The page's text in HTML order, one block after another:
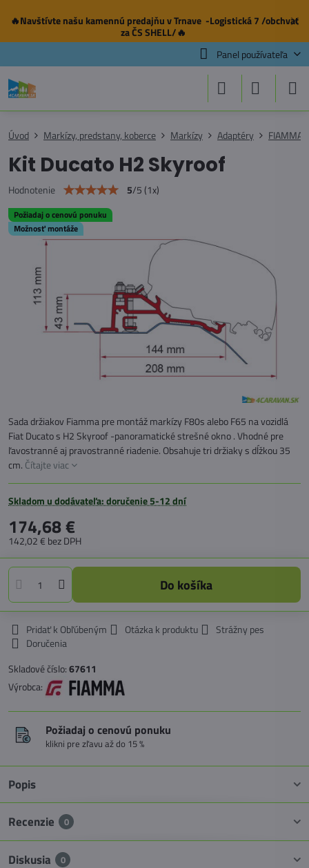
✕
🔥Navštívte našu kamennú predajňuv Trnave -Logistická 7 /obchvat
za ČS SHELL/🔥
Panel používateľa
Požiadaj o cenovú ponuku
Možnosť montáže
Úvod Markízy, predstany, koberce Markízy Adaptéry FIAMMA
Kit Ducato H2 Skyroof
Hodnotenie 5/5(1x)
Sada držiakov Fiamma pre montáž markízy F80s alebo F65 na vozidlá
Fiat Ducato s H2 Skyroof -panoramatické strešné okno . Vhodné pre
ľavostranné aj pravostranné riadenie. Obsahuje tri držiaky s dĺžkou 35
cm. Čítajte viac
Skladom u dodávateľa: doručenie 5-12 dní
174,68 €
142,02 € bez DPH
Do košíka
Pridať k Obľúbeným Otázka k produktu
Strážny pes
Doručenia
Skladové číslo:67611
Výrobca:
Požiadaj o cenovú ponuku
klikni pre zľavu až do 15 %
Popis
Recenzie 0
Diskusia 0